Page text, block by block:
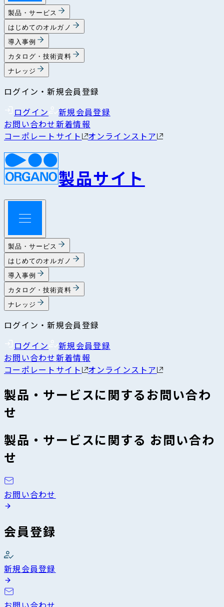
製品・サービス
はじめてのオルガノ
導入事例
カタログ・技術資料
ナレッジ
ログイン・新規会員登録
ログイン
新規会員登録
お問い合わせ新着情報
コーポレートサイト
オンラインストア
製品サイト
製品・サービス
はじめてのオルガノ
導入事例
カタログ・技術資料
ナレッジ
ログイン・新規会員登録
ログイン
新規会員登録
お問い合わせ新着情報
コーポレートサイト
オンラインストア
製品・サービスに関するお問い合わ
せ
製品・サービスに関する お問い合わ
せ
お問い合わせ
会員登録
新規会員登録